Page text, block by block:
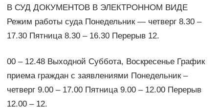
В СУД ДОКУМЕНТОВ В ЭЛЕКТРОННОМ ВИДЕ
Режим работы суда Понедельник — четверг 8.30 –
17.30 Пятница 8.30 – 16.30 Перерыв 12.
00 – 12.48 Выходной Суббота, Воскресенье График
приема граждан с заявлениями Понедельник –
четверг 9.00 – 17.00 Пятница 9.00 – 12.00 Перерыв
12.00 – 12.